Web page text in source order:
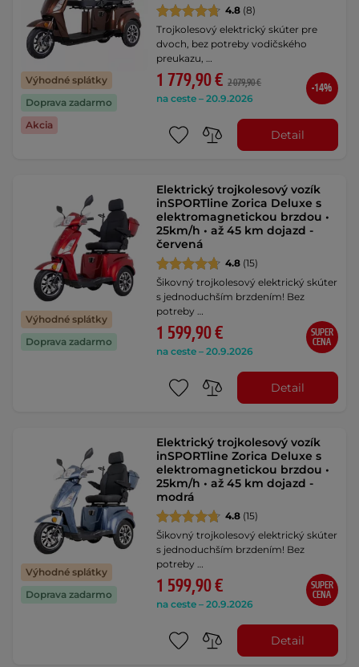
Výhodné splátky
Doprava zadarmo
Akcia
4.8 (8)
Trojkolesový elektrický skúter pre
dvoch, bez potreby vodičského
preukazu, …
1 779,90 € 2 079,90 €
na ceste – 20.9.2026
-14%
Detail
Výhodné splátky
Doprava zadarmo
Elektrický trojkolesový vozík
inSPORTline Zorica Deluxe s
elektromagnetickou brzdou •
25km/h • až 45 km dojazd -
červená
4.8 (15)
Šikovný trojkolesový elektrický skúter
s jednoduchším brzdením! Bez
potreby …
1 599,90 €
na ceste – 20.9.2026
SUPER
CENA
Detail
Výhodné splátky
Doprava zadarmo
Elektrický trojkolesový vozík
inSPORTline Zorica Deluxe s
elektromagnetickou brzdou •
25km/h • až 45 km dojazd -
modrá
4.8 (15)
Šikovný trojkolesový elektrický skúter
s jednoduchším brzdením! Bez
potreby …
1 599,90 €
na ceste – 20.9.2026
SUPER
CENA
Detail